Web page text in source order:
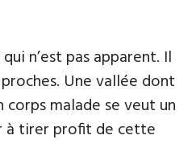
n’est pas apparent. Il
Une vallée dont
malade se veut un
à tirer profit de cette